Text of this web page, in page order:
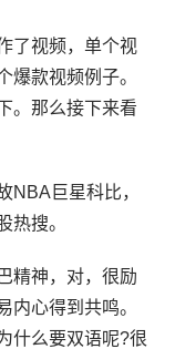
了视频，单个视
爆款视频例子。
。那么接下来看
NBA巨星科比，
热搜。
精神，对，很励
内心得到共鸣。
什么要双语呢?很